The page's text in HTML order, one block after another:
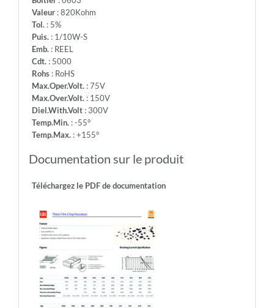
Valeur: 820Kohm
Tol.: 5%
Puis.: 1/10W-S
Emb.: REEL
Cdt.: 5000
Rohs: RoHS
Max.Oper.Volt.: 75V
Max.Over.Volt.: 150V
Diel.With.Volt: 300V
Temp.Min.: -55°
Temp.Max.: +155°
Documentation sur le produit
Téléchargez le PDF de documentation